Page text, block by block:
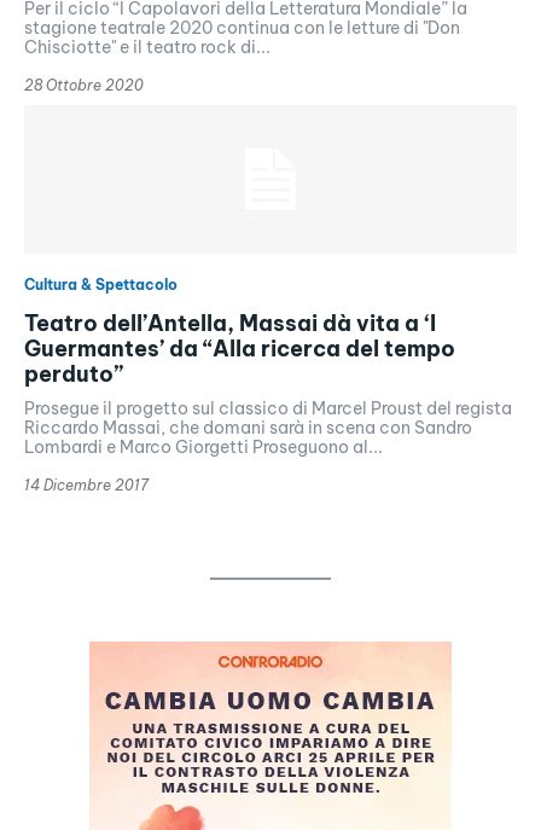
Per il ciclo “I Capolavori della Letteratura Mondiale” la
stagione teatrale 2020 continua con le letture di "Don
Chisciotte" e il teatro rock di...
28 Ottobre 2020
Cultura & Spettacolo
Teatro dell’Antella, Massai dà vita a ‘I
Guermantes’ da “Alla ricerca del tempo
perduto”
Prosegue il progetto sul classico di Marcel Proust del regista
Riccardo Massai, che domani sarà in scena con Sandro
Lombardi e Marco Giorgetti Proseguono al...
14 Dicembre 2017